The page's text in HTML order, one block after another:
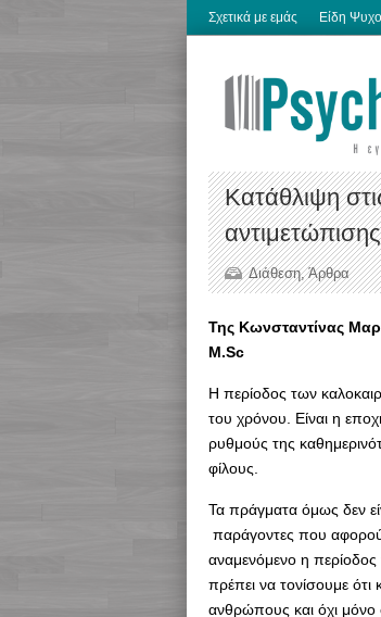
Σχετικά με εμάς Είδη
Κατάθλιψη
Διάθεση,Άρθρα
Της Κωνσταντίνας
M.Sc
Η περίοδος των
του χρόνου. Είναι η
ρυθμούς της
φίλους.
Τα πράγματα όμως δεν
παράγοντες που
αναμενόμενο η
πρέπει να τονίσουμε ότι
ανθρώπους και όχι μόνο